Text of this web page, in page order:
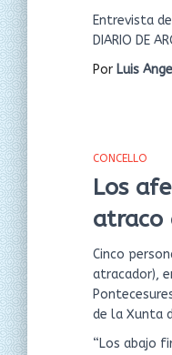
Entrevista
DIARIO DE
Por Luis
CONCELLO
Los
atraco
Cinco
atracador),
de la Xunta
“Los abajo